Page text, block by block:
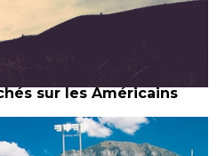
sur les Américains